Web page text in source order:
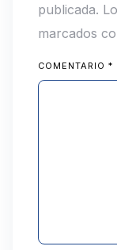
publicada.
marcados
COMENTARIO *